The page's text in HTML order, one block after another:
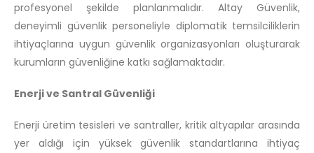
profesyonel şekilde planlanmalıdır. Altay Güvenlik,
deneyimli güvenlik personeliyle diplomatik temsilciliklerin
ihtiyaçlarına uygun güvenlik organizasyonları oluşturarak
kurumların güvenliğine katkı sağlamaktadır.
Enerji ve Santral Güvenliği
Enerji üretim tesisleri ve santraller, kritik altyapılar arasında
yer aldığı için yüksek güvenlik standartlarına ihtiyaç